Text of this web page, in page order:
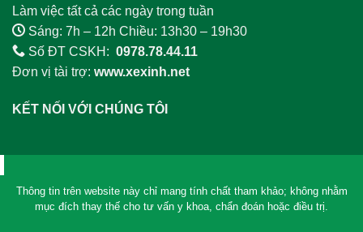
Làm việc tất cả các ngày trong tuần
Sáng: 7h – 12h Chiều: 13h30 – 19h30
Số ĐT CSKH: 0978.78.44.11
Đơn vị tài trợ: www.xexinh.net
KẾT NỐI VỚI CHÚNG TÔI
Thông tin trên website này chỉ mang tính chất tham khảo; không nhằm
mục đích thay thế cho tư vấn y khoa, chẩn đoán hoặc điều trị.